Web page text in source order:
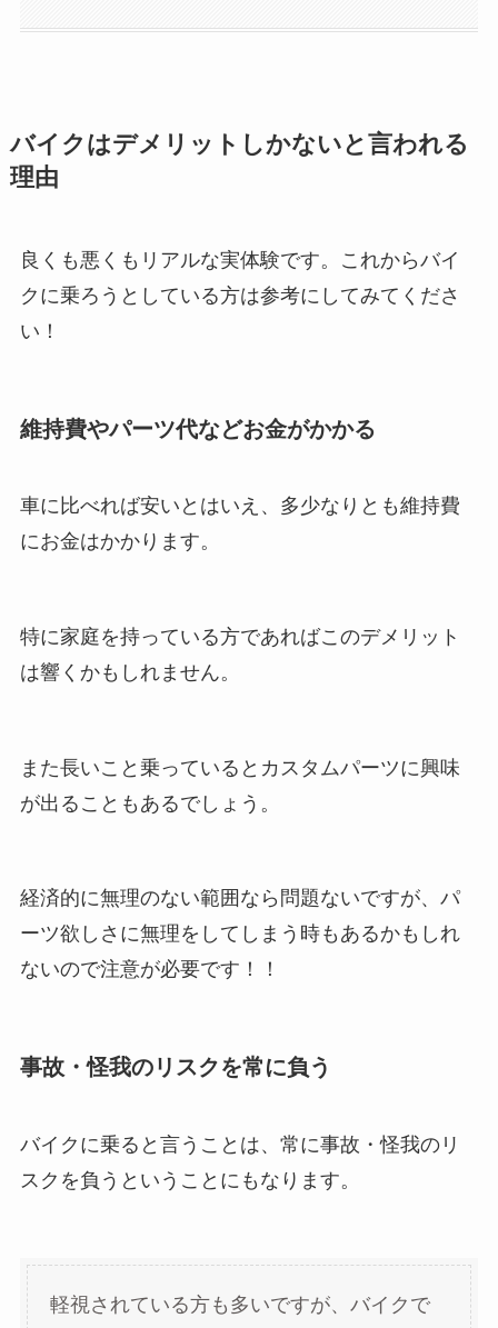
バイクはデメリットしかないと言われる
理由
良くも悪くもリアルな実体験です。これからバイ
クに乗ろうとしている方は参考にしてみてくださ
い！
維持費やパーツ代などお金がかかる
車に比べれば安いとはいえ、多少なりとも維持費
にお金はかかります。
特に家庭を持っている方であればこのデメリット
は響くかもしれません。
また長いこと乗っているとカスタムパーツに興味
が出ることもあるでしょう。
経済的に無理のない範囲なら問題ないですが、パ
ーツ欲しさに無理をしてしまう時もあるかもしれ
ないので注意が必要です！！
事故・怪我のリスクを常に負う
バイクに乗ると言うことは、常に事故・怪我のリ
スクを負うということにもなります。
軽視されている方も多いですが、バイクで